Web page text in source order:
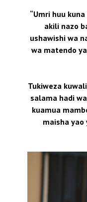
“Umri huu
akili nazo
ushawishi wa
wa matendo
Tukiweza
salama hadi
kuamua
maisha yao